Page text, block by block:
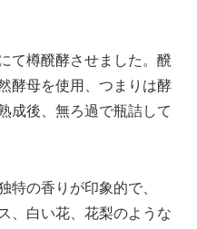
て樽醗酵させました。醗
酵母を使用、つまりは酵
成後、無ろ過で瓶詰して
特の香りが印象的で、
、白い花、花梨のような